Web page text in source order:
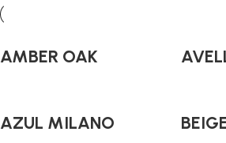
AMBER OAK
AZUL MILANO